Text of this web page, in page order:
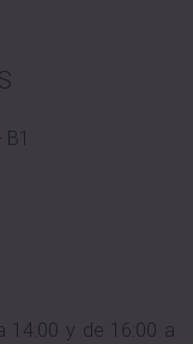
14:00 y de 16:00 a